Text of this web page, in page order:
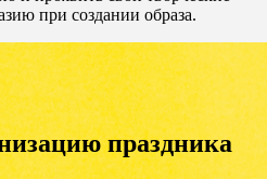
при создании образа.
праздника